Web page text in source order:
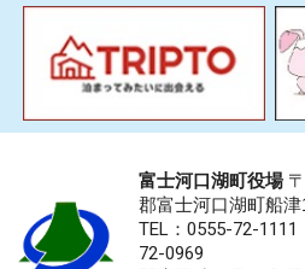
富士河口湖町役場〒
郡富士河口湖町船
TEL：0555-72-1111
72-0969